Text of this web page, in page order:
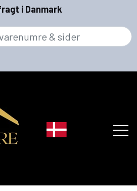
i Danmark